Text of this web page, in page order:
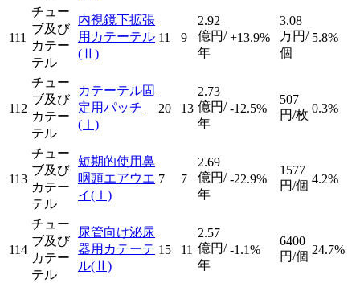
111
チュー
ブ及び
カテー
テル
内視鏡下拡張
用カテーテル
(Ⅱ)
11 9
2.92
億円/
年
+13.9%
3.08
万円/
個
5.8%
112
チュー
ブ及び
カテー
テル
カテーテル固
定用パッチ
(Ⅰ)
20 13
2.73
億円/
年
-12.5%
507
円/枚 0.3%
113
チュー
ブ及び
カテー
テル
短期的使用鼻
咽頭エアウエ
イ(Ⅰ)
7 7
2.69
億円/
年
-22.9%
1577
円/個 4.2%
114
チュー
ブ及び
カテー
テル
尿管向け泌尿
器用カテーテ
ル(Ⅱ)
15 11
2.57
億円/
年
-1.1%
6400
円/個 24.7%